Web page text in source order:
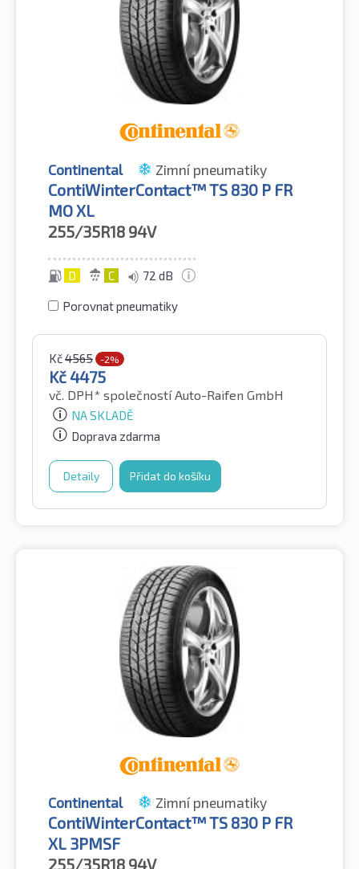
Continental Zimní pneumatiky
ContiWinterContact™ TS 830 P FR
MO XL
255/35R18 94V
D C 72 dB
Porovnat pneumatiky
Kč4565 -2%
Kč4475
vč. DPH* společností Auto-Raifen GmbH
NA SKLADĚ
Doprava zdarma
Detaily Přidat do košíku
Continental Zimní pneumatiky
ContiWinterContact™ TS 830 P FR
XL 3PMSF
255/35R18 94V